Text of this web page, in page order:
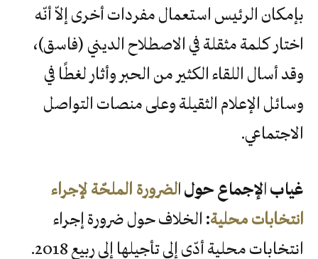
بإمكان الرئيس استعمال مفردات أخرى إلاّ أنّه
اختار كلمة مثقلة في الاصطلاح الديني (فاسق)،
وقد أسال اللقاء الكثير من الحبر وأثار لغطًا في
وسائل الإعلام الثقيلة وعلى منصات التواصل
الاجتماعي.
غياب الإجماع حول الضرورة الملحّة لإجراء
انتخابات محلية: الخلاف حول ضرورة إجراء
انتخابات محلية أدّى إلى تأجيلها إلى ربيع 2018.